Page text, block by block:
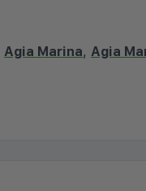
Agia Marina, Agia